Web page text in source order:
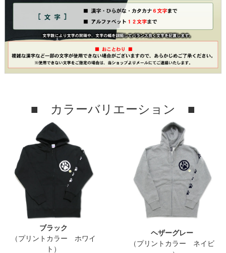
■ カラーバリエーション ■
ブラック
（プリントカラー ホワイ
ト）
ヘザーグレー
（プリントカラー ネイビ